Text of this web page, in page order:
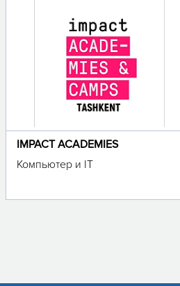
IMPACT ACADEMIES
Компьютер и IT